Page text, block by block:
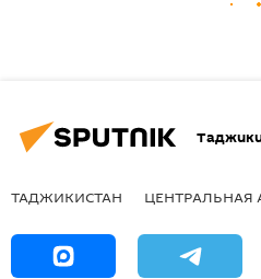
ТАДЖИКИСТАН ЦЕНТРАЛЬНАЯ